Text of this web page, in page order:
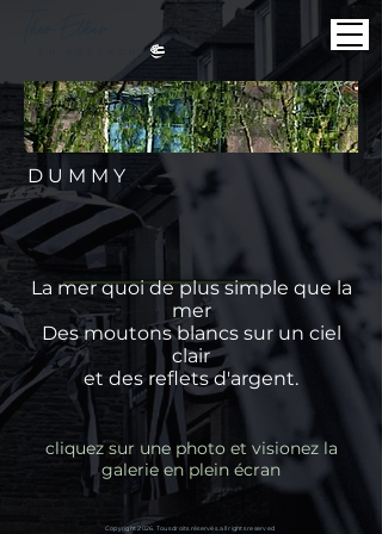
E N B R E T A G N E
D U M M Y
La mer quoi de plus simple que la
mer
Des moutons blancs sur un ciel
clair
et des reflets d'argent.
cliquez sur une photo et visionez la
galerie en plein écran
Copyright 2026. Tous droits réservés. all rights reserved